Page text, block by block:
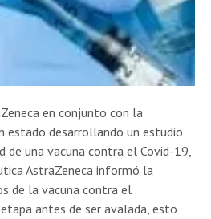
en conjunto con la
estado desarrollando un estudio
de una vacuna contra el Covid-19,
AstraZeneca informó la
de la vacuna contra el
antes de ser avalada, esto